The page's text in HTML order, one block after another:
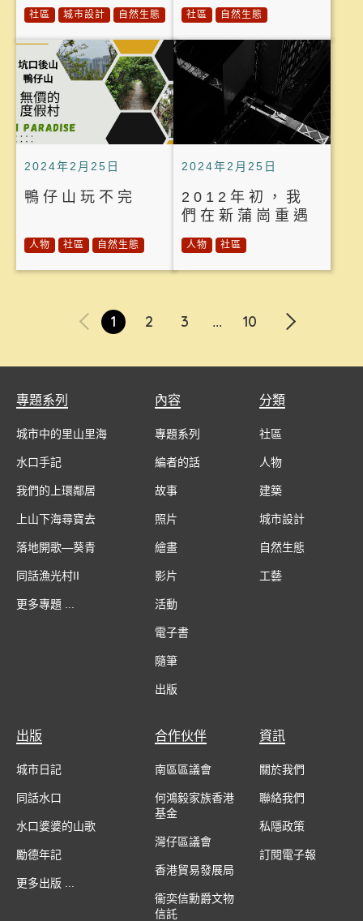
社區 城市設計 自然生態 社區 自然生態
2024年2月25日
鴨仔山玩不完
人物 社區 自然生態
2024年2月25日
2012年初，我
們在新蒲崗重遇
人物 社區
1 2 3 ... 10
專題系列
城市中的里山里海
水口手記
我們的上環鄰居
上山下海尋寶去
落地開歌—葵青
同話漁光村II
更多專題 ...
內容
專題系列
編者的話
故事
照片
繪畫
影片
活動
電子書
隨筆
出版
分類
社區
人物
建築
城市設計
自然生態
工藝
出版
城市日記
同話水口
水口婆婆的山歌
勵德年記
更多出版 ...
合作伙伴
南區區議會
何鴻毅家族香港
基金
灣仔區議會
香港貿易發展局
衞奕信勳爵文物
信託
資訊
關於我們
聯絡我們
私隱政策
訂閱電子報